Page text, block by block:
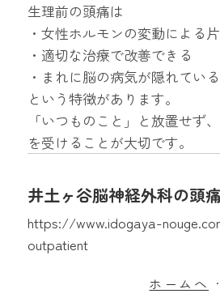
生理前の頭痛は
・女性ホルモンの変動による
・適切な治療で改善できる
・まれに脳の病気が隠れている
という特徴があります。
「いつものこと」と放置せず
を受けることが大切です。
井土ヶ谷脳神経外科の頭
https://www.idogaya-
outpatient
ホームへ ・